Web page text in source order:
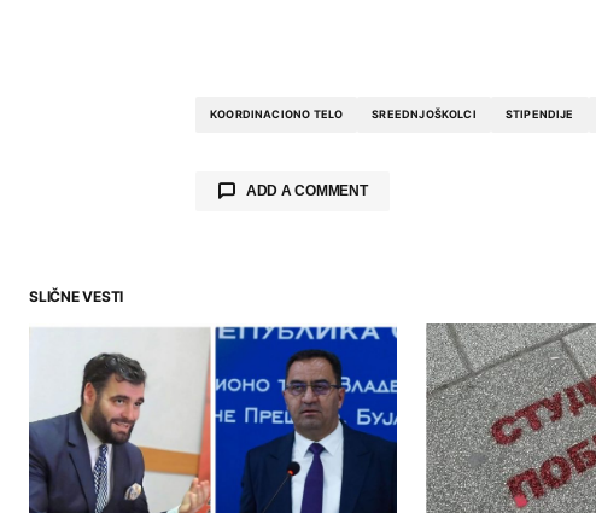
KOORDINACIONO TELO SREEDNJOŠKOLCI STIPENDIJE
ADD A COMMENT
Comment*
SLIČNE VESTI